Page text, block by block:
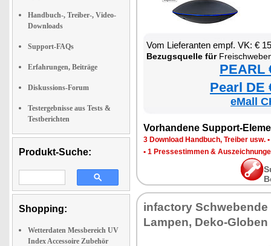
Handbuch-, Treiber-, Video-
Downloads
Support-FAQs
Erfahrungen, Beiträge
Diskussions-Forum
Testergebnisse aus Tests &
Testberichten
Produkt-Suche:
Shopping:
Wetterdaten Messbereich UV
Index Accessoire Zubehör
Vom Lieferanten empf. VK: €
Bezugsquelle für
PEARL
Pearl DE
eMall
Vorhandene Support-
3 Download Handbuch, Treiber usw. •
• 1 Pressestimmen &
infactory
Lampen, Deko-Globen